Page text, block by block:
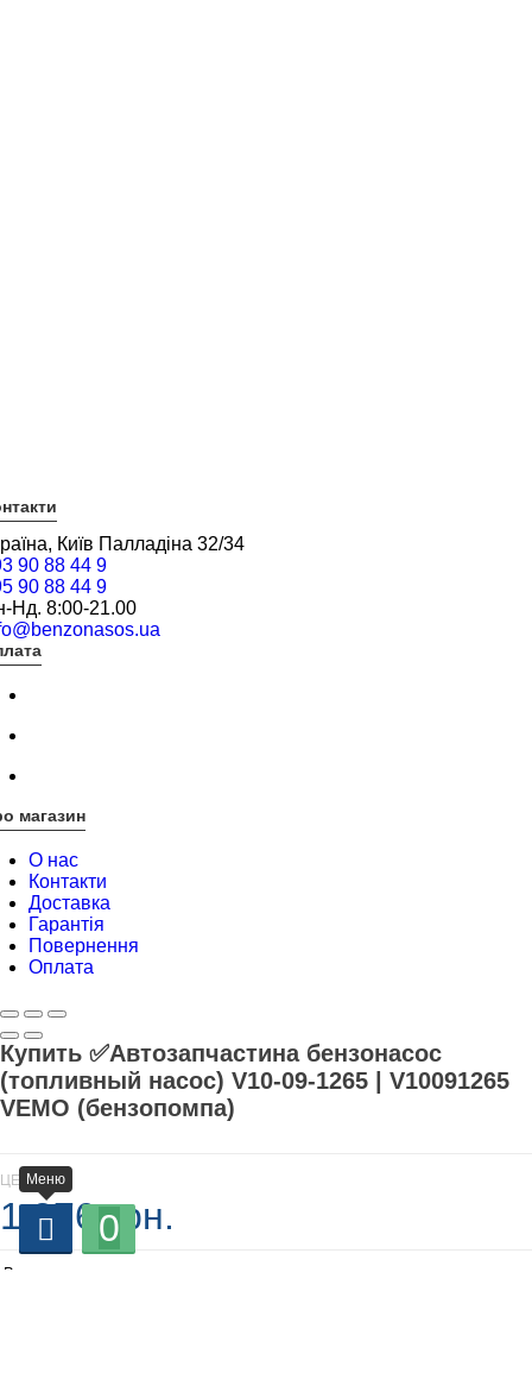
Київ Палладіна 32/34
90 88 44 9
90 88 44 9
Нд. 8:00-21.00
магазин
О нас
Контакти
Доставка
Гарантія
Повернення
Оплата
Купить ✅Автозапчастина бензонасос
(топливный насос) V10-09-1265 | V10091265
VEMO (бензопомпа)
ЦЕНА
1 376 грн.
В наличии
Меню
0